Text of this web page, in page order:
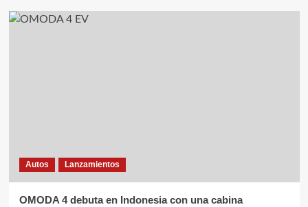
Autos Lanzamientos
OMODA 4 debuta en Indonesia con una cabina